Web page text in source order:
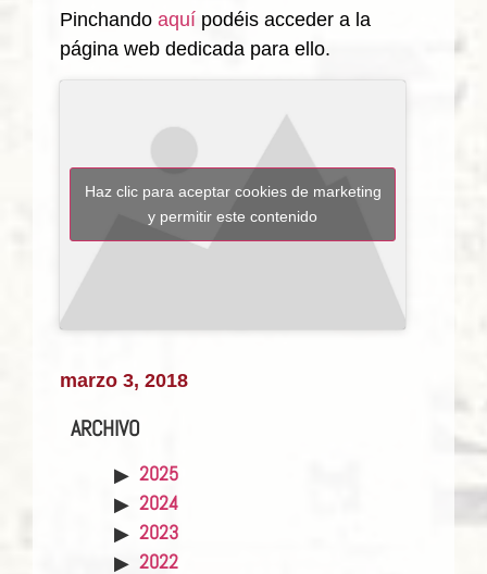
Pinchando aquí podéis acceder a la
página web dedicada para ello.
Haz clic para aceptar cookies de marketing
y permitir este contenido
marzo 3, 2018
ARCHIVO
2025
2024
2023
2022